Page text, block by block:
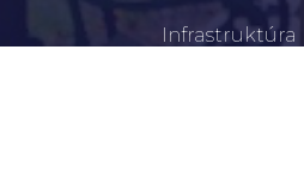
Infrastruktúra